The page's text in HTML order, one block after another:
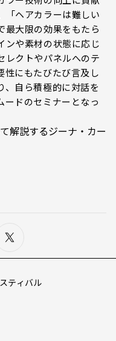
「ヘアカラーは難しい
最大限の効果をもたら
ンや素材の状態に応じ
レクトやパネルへのテ
性にもたびたび言及し
、自ら積極的に対話を
ードのセミナーとなっ
解説するジーナ・カー
ティバル